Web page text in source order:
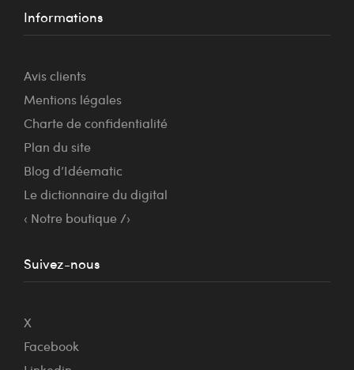
Informations
Avis clients
Mentions légales
Charte de confidentialité
Plan du site
Blog d’Idéematic
Le dictionnaire du digital
‹ Notre boutique /›
Suivez-nous
X
Facebook